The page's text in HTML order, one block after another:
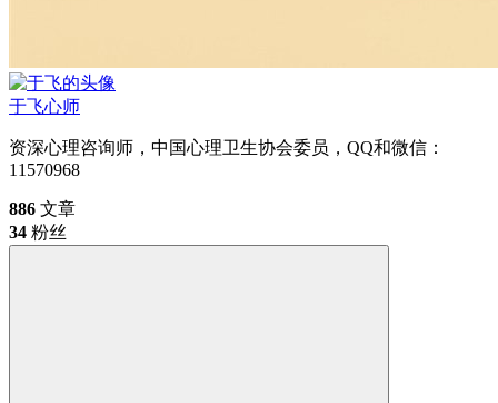
于飞心师
资深心理咨询师，中国心理卫生协会委员，QQ和微信：
11570968
886 文章
34 粉丝